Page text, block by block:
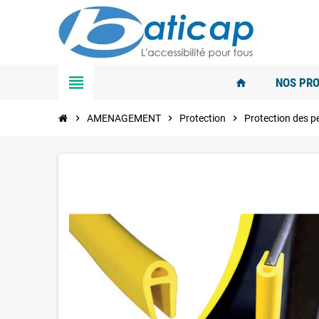
view_headline home NOS
chevron_right AMENAGEMENT chevron_right Protection chevron_right Protection des